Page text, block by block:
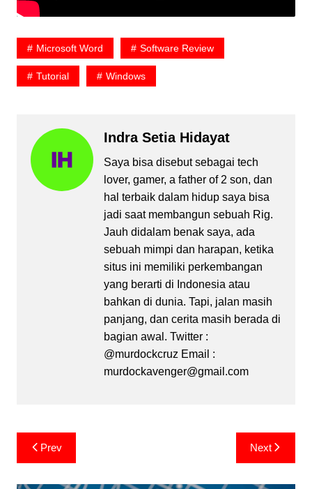
Microsoft Word Software Review
Tutorial Windows
Indra Setia Hidayat
Saya bisa disebut sebagai tech
lover, gamer, a father of 2 son, dan
hal terbaik dalam hidup saya bisa
jadi saat membangun sebuah Rig.
Jauh didalam benak saya, ada
sebuah mimpi dan harapan, ketika
situs ini memiliki perkembangan
yang berarti di Indonesia atau
bahkan di dunia. Tapi, jalan masih
panjang, dan cerita masih berada di
bagian awal. Twitter :
@murdockcruz Email :
murdockavenger@gmail.com
Post
navigation
Prev Next